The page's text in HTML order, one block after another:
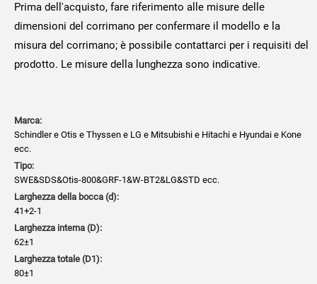
Prima dell'acquisto, fare riferimento alle misure delle
dimensioni del corrimano per confermare il modello e la
misura del corrimano; è possibile contattarci per i requisiti del
prodotto. Le misure della lunghezza sono indicative.
Marca:
Schindler e Otis e Thyssen e LG e Mitsubishi e Hitachi e Hyundai e Kone
ecc.
Tipo:
SWE&SDS&Otis-800&GRF-1&W-BT2&LG&STD ecc.
Larghezza della bocca (d):
41+2-1
Larghezza interna (D):
62±1
Larghezza totale (D1):
80±1